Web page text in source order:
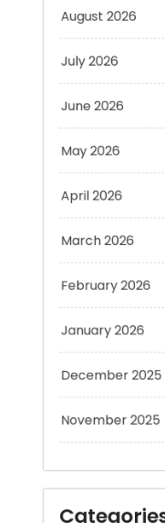
July 2026
June 2026
May 2026
April 2026
February 2026
December 2025
November 2025